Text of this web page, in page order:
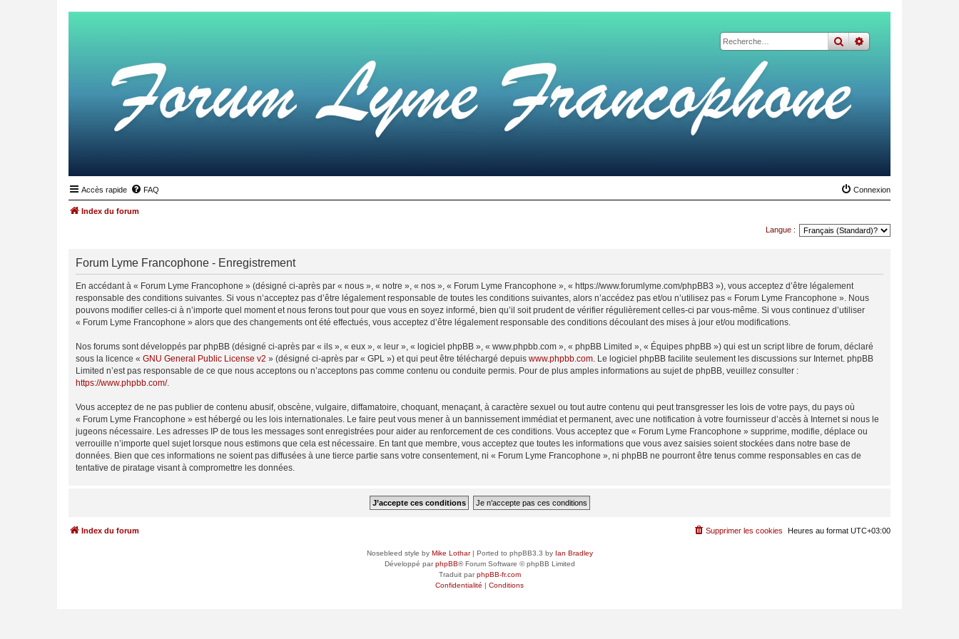
rechercher
recherche
Accès rapide FAQ Connexion
Index du forum
Langue :
Forum Lyme Francophone - Enregistrement
En accédant à « Forum Lyme Francophone » (désigné ci-après par « nous », « notre », « nos », « Forum Lyme Francophone », « https://www.forumlyme.com/phpBB3 »), vous acceptez d’être légalement
responsable des conditions suivantes. Si vous n’acceptez pas d’être légalement responsable de toutes les conditions suivantes, alors n’accédez pas et/ou n’utilisez pas « Forum Lyme Francophone ». Nous
pouvons modifier celles-ci à n’importe quel moment et nous ferons tout pour que vous en soyez informé, bien qu’il soit prudent de vérifier régulièrement celles-ci par vous-même. Si vous continuez d’utiliser
« Forum Lyme Francophone » alors que des changements ont été effectués, vous acceptez d’être légalement responsable des conditions découlant des mises à jour et/ou modifications.
Nos forums sont développés par phpBB (désigné ci-après par « ils », « eux », « leur », « logiciel phpBB », « www.phpbb.com », « phpBB Limited », « Équipes phpBB ») qui est un script libre de forum, déclaré
sous la licence « GNU General Public License v2 » (désigné ci-après par « GPL ») et qui peut être téléchargé depuis www.phpbb.com . Le logiciel phpBB facilite seulement les discussions sur Internet. phpBB
Limited n’est pas responsable de ce que nous acceptons ou n’acceptons pas comme contenu ou conduite permis. Pour de plus amples informations au sujet de phpBB, veuillez consulter :
https://www.phpbb.com/.
Vous acceptez de ne pas publier de contenu abusif, obscène, vulgaire, diffamatoire, choquant, menaçant, à caractère sexuel ou tout autre contenu qui peut transgresser les lois de votre pays, du pays où
« Forum Lyme Francophone » est hébergé ou les lois internationales. Le faire peut vous mener à un bannissement immédiat et permanent, avec une notification à votre fournisseur d’accès à Internet si nous le
jugeons nécessaire. Les adresses IP de tous les messages sont enregistrées pour aider au renforcement de ces conditions. Vous acceptez que « Forum Lyme Francophone » supprime, modifie, déplace ou
verrouille n’importe quel sujet lorsque nous estimons que cela est nécessaire. En tant que membre, vous acceptez que toutes les informations que vous avez saisies soient stockées dans notre base de
données. Bien que ces informations ne soient pas diffusées à une tierce partie sans votre consentement, ni « Forum Lyme Francophone », ni phpBB ne pourront être tenus comme responsables en cas de
tentative de piratage visant à compromettre les données.
Index du forum Heures au format UTC+03:00
Supprimer les cookies
Nosebleed style by Mike Lothar| Ported to phpBB3.3 by Ian Bradley
Développé parphpBB® Forum Software © phpBB Limited
Traduit parphpBB-fr.com
Confidentialité | Conditions